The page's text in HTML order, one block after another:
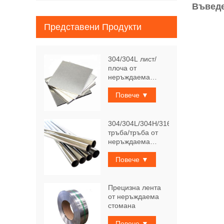
Представени Продукти
304/304L лист/
плоча от
неръждаема
стомана
Повече ▼
304/304L/304H/316Ti
тръба/тръба от
неръждаема
стомана
Повече ▼
Прецизна лента
от неръждаема
стомана